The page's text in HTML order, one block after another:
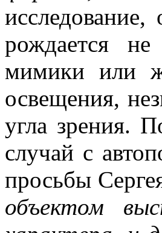
рождается
мимики или
освещения,
угла зрения.
случай с
просьбы
объектом